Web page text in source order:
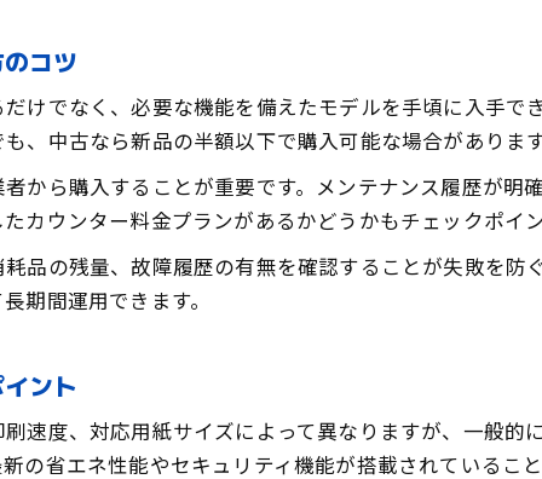
コツ
けでなく、必要な機能を備えたモデルを手頃に入手で
、中古なら新品の半額以下で購入可能な場合がありま
から購入することが重要です。メンテナンス履歴が明
カウンター料金プランがあるかどうかもチェックポイ
品の残量、故障履歴の有無を確認することが失敗を防
期間運用できます。
ント
速度、対応用紙サイズによって異なりますが、一般的
の省エネ性能やセキュリティ機能が搭載されているこ